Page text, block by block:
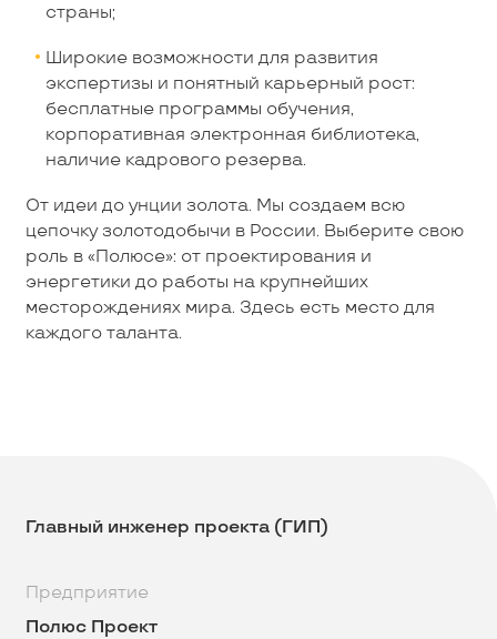
страны;
Широкие возможности для развития
экспертизы и понятный карьерный рост:
бесплатные программы обучения,
корпоративная электронная библиотека,
наличие кадрового резерва.
От идеи до унции золота. Мы создаем всю
цепочку золотодобычи в России. Выберите свою
роль в «Полюсе»: от проектирования и
энергетики до работы на крупнейших
месторождениях мира. Здесь есть место для
каждого таланта.
Главный инженер проекта (ГИП)
Предприятие
Полюс Проект